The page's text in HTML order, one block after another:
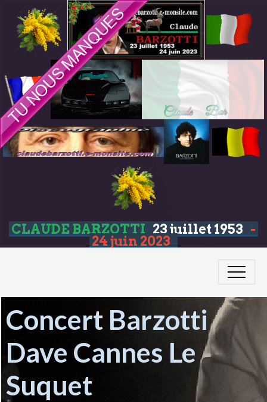
CLAUDE BARZOTTI 23 juillet 1953 -
24 juin 2023
Concert Barzotti
Dave Cannes Le
Suquet